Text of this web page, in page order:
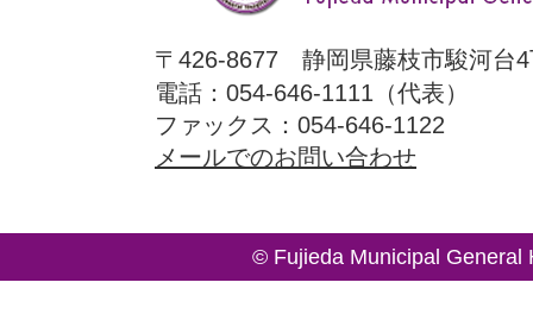
〒426-8677 静岡県藤枝市駿河台4
電話：054-646-1111（代表）
ファックス：054-646-1122
メールでのお問い合わせ
© Fujieda Municipal General